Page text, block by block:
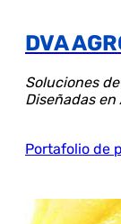
DVA
Soluciones
Diseñadas en
Portafolio de